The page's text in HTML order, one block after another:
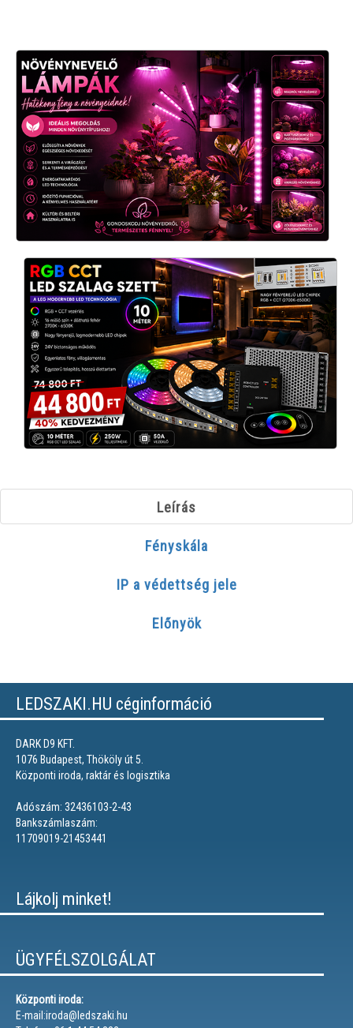
Leírás
Fényskála
IP a védettség jele
Előnyök
LEDSZAKI.HU céginformáció
DARK D9 KFT.
1076 Budapest, Thököly út 5.
Központi iroda, raktár és logisztika
Adószám: 32436103-2-43
Bankszámlaszám:
11709019-21453441
Lájkolj minket!
ÜGYFÉLSZOLGÁLAT
Központi iroda:
E-mail:iroda@ledszaki.hu